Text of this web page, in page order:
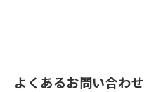
よくあるお問い合わせ